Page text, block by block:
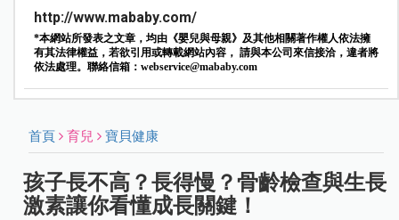
http://www.mababy.com/
*本網站所發表之文章，均由《嬰兒與母親》及其他相關著作權人依法擁
有其法律權益，若欲引用或轉載網站內容， 請與本公司來信接洽，違者將
依法處理。聯絡信箱： webservice@mababy.com
首頁 育兒 寶貝健康
孩子長不高？長得慢？骨齡檢查與生長
激素讓你看懂成長關鍵！